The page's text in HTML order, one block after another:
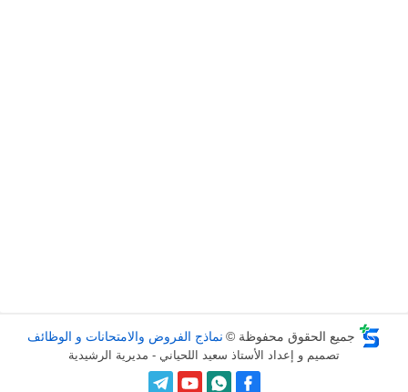
جميع الحقوق محفوظة © نماذج الفروض والامتحانات و الوظائف
تصميم و إعداد الأستاذ سعيد اللحياني - مديرية الرشيدية